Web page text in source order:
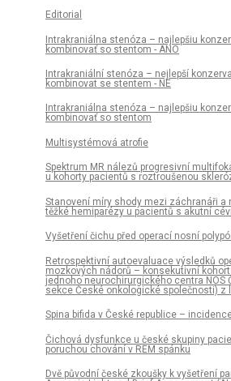
Editorial
Intrakraniálna stenóza – najlepšiu
kombinovať so stentom - ÁNO
Intrakraniální stenóza – nejlepší
kombinovat se stentem - NE
Intrakraniálna stenóza – najlepšiu
kombinovať so stentom
Multisystémová atrofie
Spektrum MR nálezů progresivní
u kohorty pa­cientů s roztroušenou
Stanovení míry shody mezi záchranáři a
těžké hemiparézy u pacientů s akutní
Vyšetření čichu před operací nosní
Retrospektivní autoevaluace výsledků
mozkových nádorů – konsekutivní
jednoho neurochirurgického centra NOS
sekce České onkologické společnosti) z
Spina bifida v České republice –
Čichová dysfunkce u české skupiny
poruchou chování v REM spánku
Dvě původní české zkoušky k vyšetření